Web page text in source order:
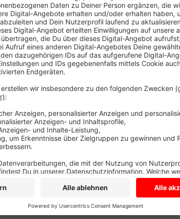
Eltern haben die Möglichkeit, sich umfassend
ihre Wunsch-Kita anzugeben. Die Vergabe
kommenden Jahr ziehen die restlichen Orte im
Jugendämter in Coesfeld und Dülmen haben
gestartet. Infos zu dem neuen Portal am